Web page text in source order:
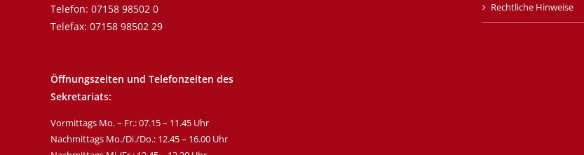
Telefon: 07158 98502 0
Telefax: 07158 98502 29
Öffnungszeiten und Telefonzeiten des
Sekretariats:
Vormittags Mo. – Fr.: 07.15 – 11.45 Uhr
Nachmittags Mo./Di./Do.: 12.45 – 16.00 Uhr
Rechtliche Hinweise